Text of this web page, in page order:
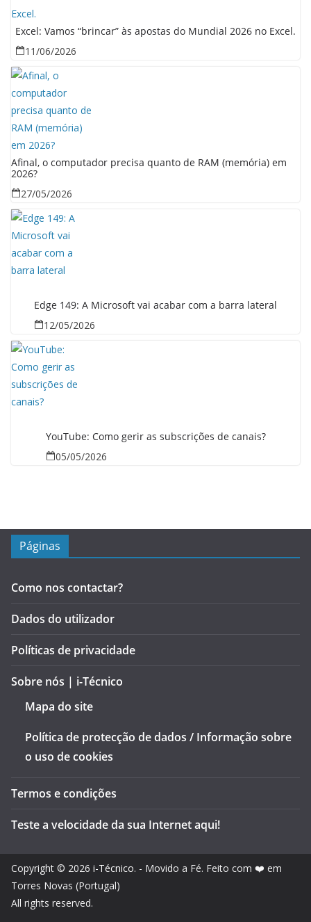
Excel: Vamos “brincar” às apostas do Mundial 2026 no Excel.
11/06/2026
Afinal, o computador precisa quanto de RAM (memória) em
2026?
27/05/2026
Edge 149: A Microsoft vai acabar com a barra lateral
12/05/2026
YouTube: Como gerir as subscrições de canais?
05/05/2026
Páginas
Como nos contactar?
Dados do utilizador
Políticas de privacidade
Sobre nós | i-Técnico
Mapa do site
Política de protecção de dados / Informação sobre
o uso de cookies
Termos e condições
Teste a velocidade da sua Internet aqui!
Copyright © 2026 i-Técnico. - Movido a Fé. Feito com ❤️ em
Torres Novas (Portugal)
All rights reserved.